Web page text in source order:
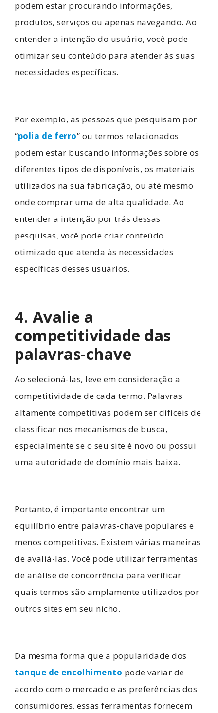
podem estar procurando informações,
produtos, serviços ou apenas navegando. Ao
entender a intenção do usuário, você pode
otimizar seu conteúdo para atender às suas
necessidades específicas.
Por exemplo, as pessoas que pesquisam por
“polia de ferro” ou termos relacionados
podem estar buscando informações sobre os
diferentes tipos de disponíveis, os materiais
utilizados na sua fabricação, ou até mesmo
onde comprar uma de alta qualidade. Ao
entender a intenção por trás dessas
pesquisas, você pode criar conteúdo
otimizado que atenda às necessidades
específicas desses usuários.
4. Avalie a
competitividade das
palavras-chave
Ao selecioná-las, leve em consideração a
competitividade de cada termo. Palavras
altamente competitivas podem ser difíceis de
classificar nos mecanismos de busca,
especialmente se o seu site é novo ou possui
uma autoridade de domínio mais baixa.
Portanto, é importante encontrar um
equilíbrio entre palavras-chave populares e
menos competitivas. Existem várias maneiras
de avaliá-las. Você pode utilizar ferramentas
de análise de concorrência para verificar
quais termos são amplamente utilizados por
outros sites em seu nicho.
Da mesma forma que a popularidade dos
tanque de encolhimento pode variar de
acordo com o mercado e as preferências dos
consumidores, essas ferramentas fornecem